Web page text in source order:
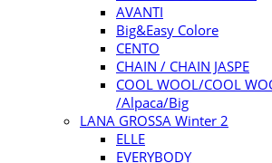
AVANTI
Big&Easy Colore
CENTO
CHAIN / CHAIN JASPE
COOL WOOL/COOL
/Alpaca/Big
LANA GROSSA Winter 2
ELLE
EVERYBODY